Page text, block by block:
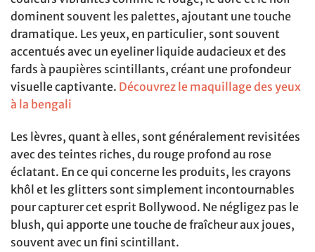
dominent souvent les palettes, ajoutant une touche
dramatique. Les yeux, en particulier, sont souvent
accentués avec un eyeliner liquide audacieux et des
fards à paupières scintillants, créant une profondeur
visuelle captivante. Découvrez le maquillage des yeux
à la bengali
Les lèvres, quant à elles, sont généralement revisitées
avec des teintes riches, du rouge profond au rose
éclatant. En ce qui concerne les produits, les crayons
khôl et les glitters sont simplement incontournables
pour capturer cet esprit Bollywood. Ne négligez pas le
blush, qui apporte une touche de fraîcheur aux joues,
souvent avec un fini scintillant.